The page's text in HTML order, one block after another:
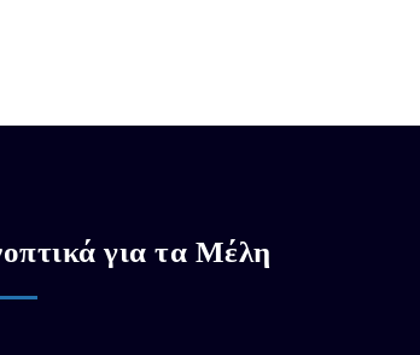
για τα Μέλη